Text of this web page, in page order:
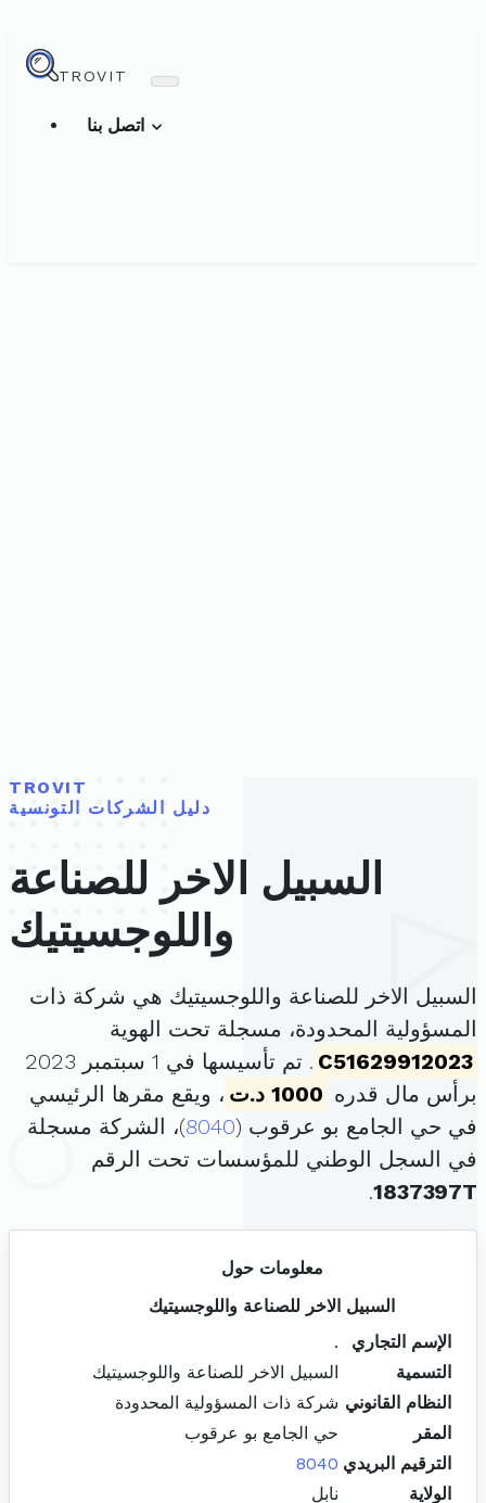
TROVIT
TROVIT
دليل الشركات التونسية
السبيل الاخر للصناعة
واللوجسيتيك
السبيل الاخر للصناعة واللوجسيتيك هي شركة ذات
المسؤولية المحدودة، مسجلة تحت الهوية
C51629912023
. تم تأسيسها في 1 سبتمبر 2023
برأس مال قدره 1000 د.ت
، ويقع مقرها الرئيسي
في حي الجامع بو عرقوب (8040)، الشركة مسجلة
في السجل الوطني للمؤسسات تحت الرقم
1837397T
.
معلومات حول
السبيل الاخر للصناعة واللوجسيتيك
الإسم التجاري
.
التسمية
السبيل الاخر للصناعة واللوجسيتيك
النظام القانوني شركة ذات المسؤولية المحدودة
المقر
حي الجامع بو عرقوب
الترقيم البريدي 8040
الولاية
نابل